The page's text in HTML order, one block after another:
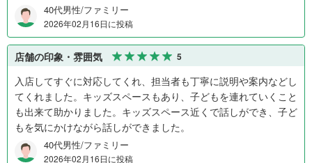
40代男性/ファミリー
2026年02月16日に投稿
店舗の印象・雰囲気 5
入店してすぐに対応してくれ、担当者も丁寧に説明や案内などし
てくれました。キッズスペースもあり、子どもを連れていくこと
も出来て助かりました。キッズスペース近くで話しができ、子ど
もを気にかけながら話しができました。
40代男性/ファミリー
2026年02月16日に投稿